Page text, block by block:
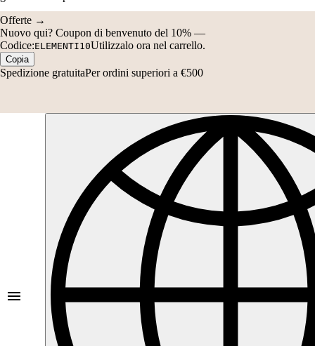
Codice:ELEMENTI10Utilizzalo ora nel carrello.
Copia
Spedizione gratuitaPer ordini superiori a €500